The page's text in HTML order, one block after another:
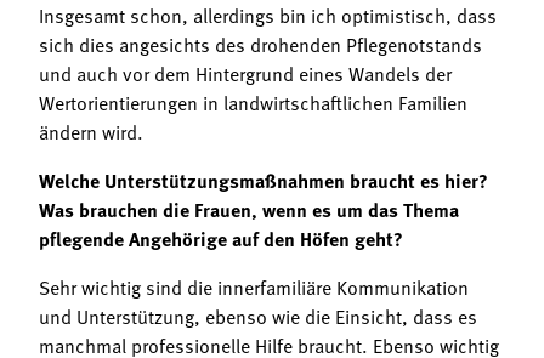
Insgesamt schon, allerdings bin ich optimistisch, dass
sich dies angesichts des drohenden Pflegenotstands
und auch vor dem Hintergrund eines Wandels der
Wertorientierungen in landwirtschaftlichen Familien
ändern wird.
Welche Unterstützungsmaßnahmen braucht es hier?
Was brauchen die Frauen, wenn es um das Thema
pflegende Angehörige auf den Höfen geht?
Sehr wichtig sind die innerfamiliäre Kommunikation
und Unterstützung, ebenso wie die Einsicht, dass es
manchmal professionelle Hilfe braucht. Ebenso wichtig